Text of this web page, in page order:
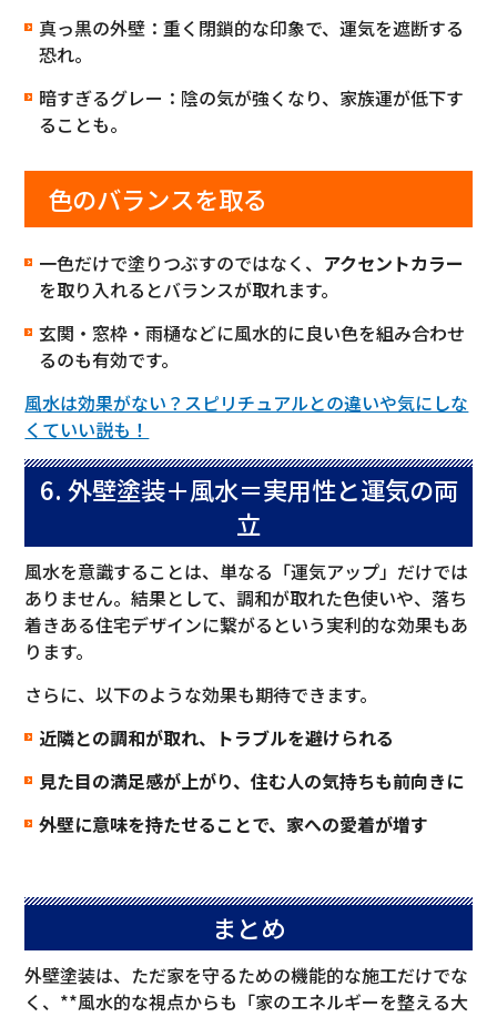
真っ黒の外壁：重く閉鎖的な印象で、運気を遮断する
恐れ。
暗すぎるグレー：陰の気が強くなり、家族運が低下す
ることも。
色のバランスを取る
一色だけで塗りつぶすのではなく、 アクセントカラー
を取り入れるとバランスが取れます。
玄関・窓枠・雨樋などに風水的に良い色を組み合わせ
るのも有効です。
風水は効果がない？スピリチュアルとの違いや気にしな
くていい説も！
6. 外壁塗装＋風水＝実用性と運気の両
立
風水を意識することは、単なる「運気アップ」だけでは
ありません。結果として、調和が取れた色使いや、落ち
着きある住宅デザインに繋がるという実利的な効果もあ
ります。
さらに、以下のような効果も期待できます。
近隣との調和が取れ、トラブルを避けられる
見た目の満足感が上がり、住む人の気持ちも前向きに
外壁に意味を持たせることで、家への愛着が増す
まとめ
外壁塗装は、ただ家を守るための機能的な施工だけでな
く、**風水的な視点からも「家のエネルギーを整える大